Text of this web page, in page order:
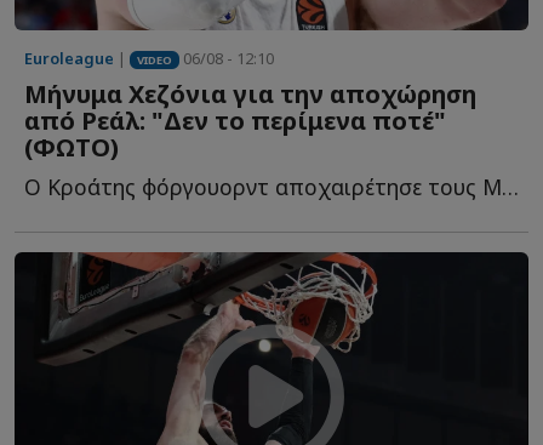
Euroleague | VIDEO 06/08 - 12:10
Μήνυμα Χεζόνια για την αποχώρηση
από Ρεάλ: "Δεν το περίμενα ποτέ"
(ΦΩΤΟ)
Ο Κροάτης φόργουορντ αποχαιρέτησε τους Μαδριλένους μ...